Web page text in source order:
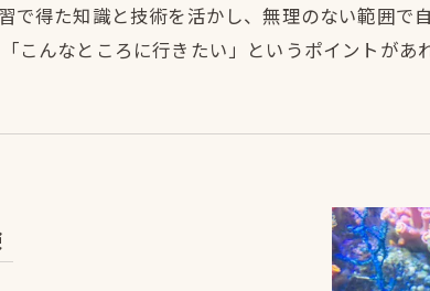
で得た知識と技術を活かし、無理のない範囲で
んなところに行きたい」というポイントがあ